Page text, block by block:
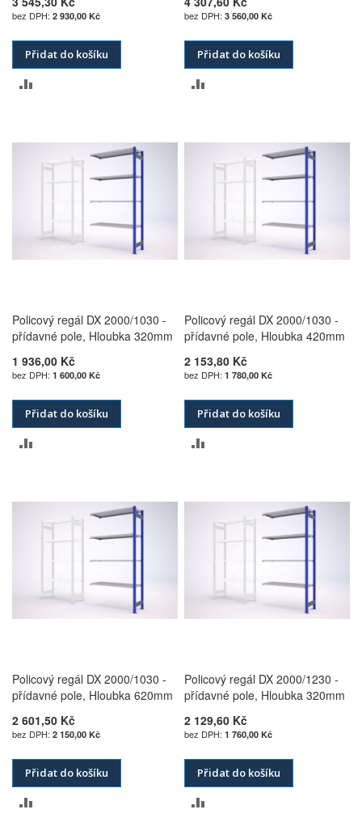
2 930,00 Kč
Přidat do košíku
POROVNÁNÍ
3 560,00 Kč
Přidat do košíku
POROVNÁNÍ
Policový regál DX 2000/1030 -
přídavné pole, Hloubka 320mm
1 936,00 Kč
1 600,00 Kč
Přidat do košíku
POROVNÁNÍ
Policový regál DX 2000/1030 -
přídavné pole, Hloubka 420mm
2 153,80 Kč
1 780,00 Kč
Přidat do košíku
POROVNÁNÍ
Policový regál DX 2000/1030 -
přídavné pole, Hloubka 620mm
2 601,50 Kč
2 150,00 Kč
Přidat do košíku
Policový regál DX 2000/1230 -
přídavné pole, Hloubka 320mm
2 129,60 Kč
1 760,00 Kč
Přidat do košíku